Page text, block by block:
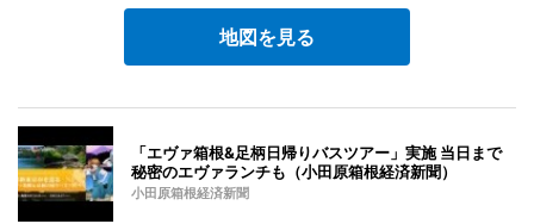
地図を見る
「エヴァ箱根&足柄日帰りバスツアー」実施 当日まで
秘密のエヴァランチも（小田原箱根経済新聞）
小田原箱根経済新聞